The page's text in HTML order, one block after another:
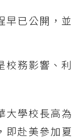
早已公開，並
校務影響、利
大學校長高為
即赴美參加夏